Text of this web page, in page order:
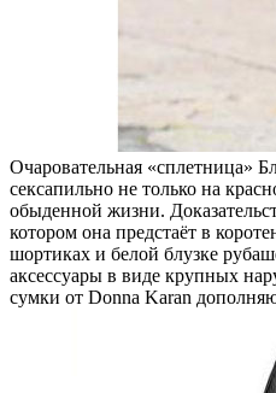
Очаровательная «сплетница»
сексапильно не только на
обыденной жизни.
котором она предстаёт в
шортиках и белой блузке
аксессуары в виде крупных
сумки от Donna Karan